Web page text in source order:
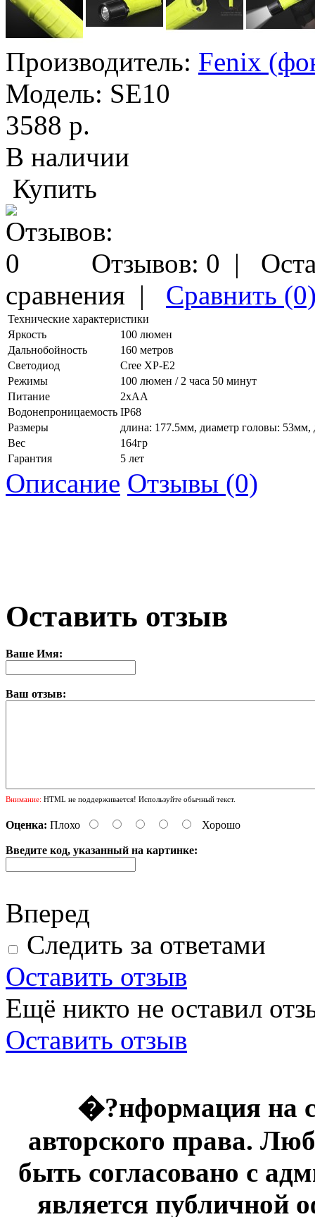
Производитель: Fenix
Модель: SE10
3588 р.
В наличии
Купить
Отзывов: 0 |
сравнения | Сравнить
Технические характеристики
Яркость
100 люмен
Дальнобойность
160 метров
Светодиод
Cree XP-E2
Режимы
100 люмен / 2 часа 50 минут
Питание
2хAA
Водонепроницаемость IP68
Размеры
длина: 177.5мм, диаметр головы: 53мм,
Вес
164гр
Гарантия
5 лет
Описание Отзывы (0)
Оставить отзыв
Ваше Имя:
Ваш отзыв:
Внимание: HTML не поддерживается! Используйте обычный текст.
Оценка: Плохо Хорошо
Введите код, указанный на картинке:
Вперед
Следить за ответами
Оставить отзыв
Ещё никто не оставил
Оставить отзыв
�?нформация на
авторского права.
быть согласовано с
является публичной